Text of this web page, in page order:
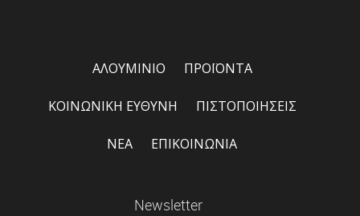
ΑΛΟΥΜΙΝΙΟ ΠΡΟΪΟΝΤΑ
ΚΟΙΝΩΝΙΚΗ ΕΥΘΥΝΗ ΠΙΣΤΟΠΟΙΗΣΕΙΣ
ΝΕΑ ΕΠΙΚΟΙΝΩΝΙΑ
Newsletter